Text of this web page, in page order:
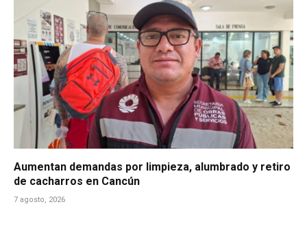
Aumentan demandas por limpieza, alumbrado y retiro
de cacharros en Cancún
7 agosto, 2026